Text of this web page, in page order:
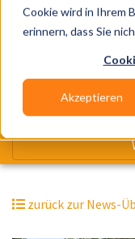
Cookie wird in Ihrem
erinnern, dass Sie
Akzeptieren
zurück zur News-